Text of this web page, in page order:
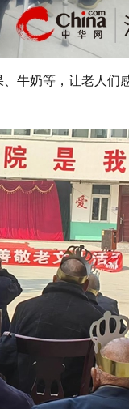
牛奶等，让老人们